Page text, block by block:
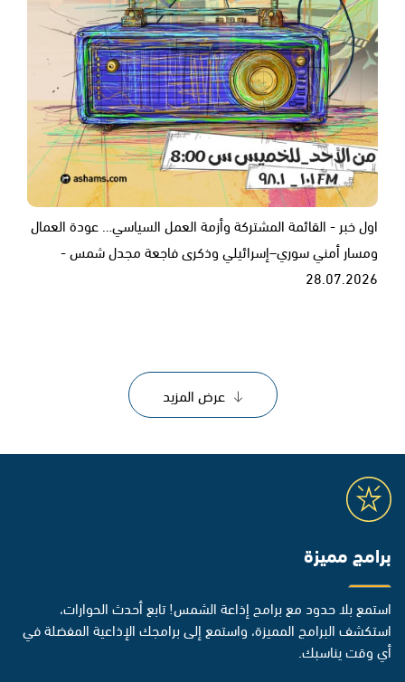
اول خبر - القائمة المشتركة وأزمة العمل السياسي… عودة العمال
ومسار أمني سوري–إسرائيلي وذكرى فاجعة مجدل شمس -
28.07.2026
عرض المزيد
برامج مميزة
استمع بلا حدود مع برامج إذاعة الشمس! تابع أحدث الحوارات،
استكشف البرامج المميزة، واستمع إلى برامجك الإذاعية المفضلة في
أي وقت يناسبك.